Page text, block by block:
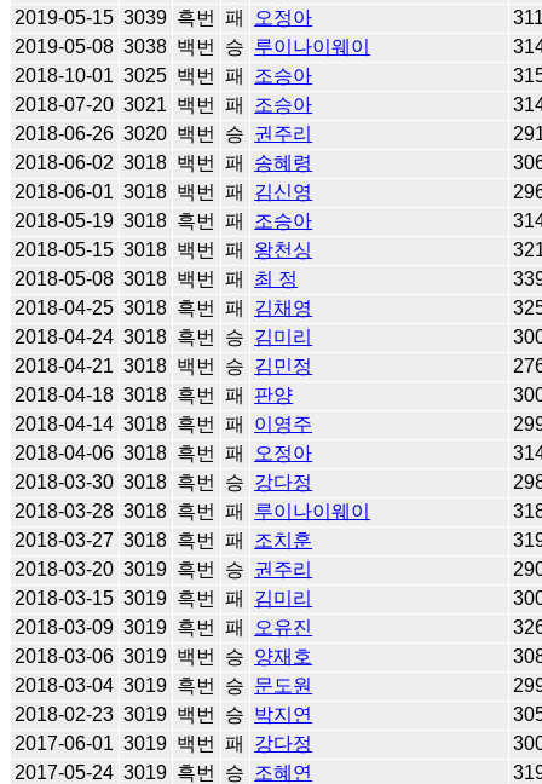
2019-05-15 3039 흑번 패 오정아
2019-05-08 3038 백번 승 루이나이웨이
2018-10-01 3025 백번 패 조승아
2018-07-20 3021 백번 패 조승아
2018-06-26 3020 백번 승 권주리
2018-06-02 3018 백번 패 송혜령
2018-06-01 3018 백번 패 김신영
2018-05-19 3018 흑번 패 조승아
2018-05-15 3018 백번 패 왕천싱
2018-05-08 3018 백번 패 최 정
2018-04-25 3018 흑번 패 김채영
2018-04-24 3018 흑번 승 김미리
2018-04-21 3018 백번 승 김민정
2018-04-18 3018 흑번 패 판양
2018-04-14 3018 흑번 패 이영주
2018-04-06 3018 흑번 패 오정아
2018-03-30 3018 흑번 승 강다정
2018-03-28 3018 흑번 패 루이나이웨이
2018-03-27 3018 흑번 패 조치훈
2018-03-20 3019 흑번 승 권주리
2018-03-15 3019 흑번 패 김미리
2018-03-09 3019 흑번 패 오유진
2018-03-06 3019 백번 승 양재호
2018-03-04 3019 흑번 승 문도원
2018-02-23 3019 백번 승 박지연
2017-06-01 3019 백번 패 강다정
2017-05-24 3019 흑번 승 조혜연